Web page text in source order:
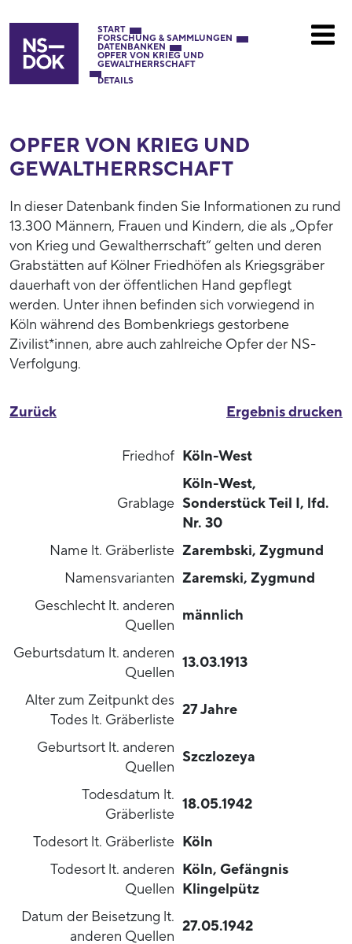
START
FORSCHUNG & SAMMLUNGEN
DATENBANKEN
OPFER VON KRIEG UND
GEWALTHERRSCHAFT
DETAILS
OPFER VON KRIEG UND
GEWALTHERRSCHAFT
In dieser Datenbank finden Sie Informationen zu rund
13.300 Männern, Frauen und Kindern, die als „Opfer
von Krieg und Gewaltherrschaft“ gelten und deren
Grabstätten auf Kölner Friedhöfen als Kriegsgräber
dauerhaft von der öffentlichen Hand gepflegt
werden. Unter ihnen befinden sich vorwiegend in
Köln während des Bombenkriegs gestorbene
Zivilist*innen, abre auch zahlreiche Opfer der NS-
Verfolgung.
Ergebnis drucken
Zurück
Friedhof Köln-West
Grablage
Köln-West,
Sonderstück Teil I, lfd.
Nr. 30
Name lt. Gräberliste Zarembski, Zygmund
Namensvarianten Zaremski, Zygmund
Geschlecht lt. anderen
Quellen
männlich
Geburtsdatum lt. anderen
Quellen
13.03.1913
Alter zum Zeitpunkt des
Todes lt. Gräberliste
27 Jahre
Geburtsort lt. anderen
Quellen
Szczlozeya
Todesdatum lt.
Gräberliste
18.05.1942
Todesort lt. Gräberliste Köln
Todesort lt. anderen
Quellen
Köln, Gefängnis
Klingelpütz
Datum der Beisetzung lt.
anderen Quellen
27.05.1942